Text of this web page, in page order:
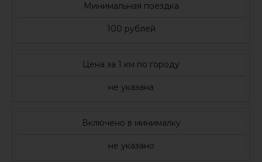
Минимальная поездка
100 рублей
Цена за 1 км по городу
не указана
Включено в минималку
не указано